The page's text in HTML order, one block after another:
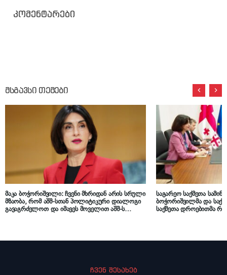
კომენტარები
მსგავსი თემები
მაკა ბოჭორიშვილი: ჩვენი მხრიდან არის სრული
მზაობა, რომ აშშ-სთან პოლიტიკური დიალოგი
გავაგრძელოთ და იმავეს მოველით აშშ-ს
საგარეო საქმეთა
ბოჭორიშვილმა და
საქმეთა დროებითმა
ჩვენ შესახებ